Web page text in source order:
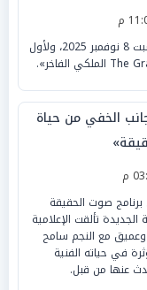
استضافت مصر، مساء اليوم السبت 8 نوفمبر 2025، ولأول
الخفي من حياة
صوت الحقيقة
تألقت الإعلامية
مع النجم سامح
في حياته الفنية
عنها من قبل.